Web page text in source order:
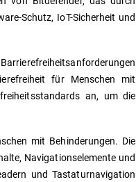
Schutz, IoT-Sicherheit und
für Menschen mit
an, um die
mit Behinderungen. Die
Navigationselemente und
und Tastaturnavigation